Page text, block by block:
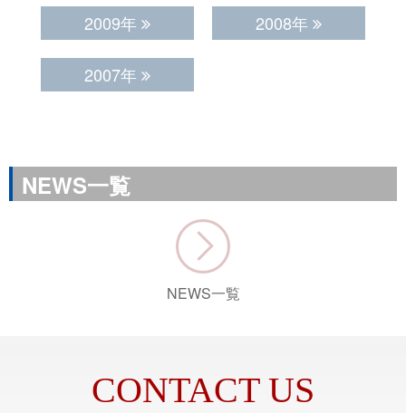
2009年 2008年
2007年
NEWS一覧
NEWS一覧
CONTACT US